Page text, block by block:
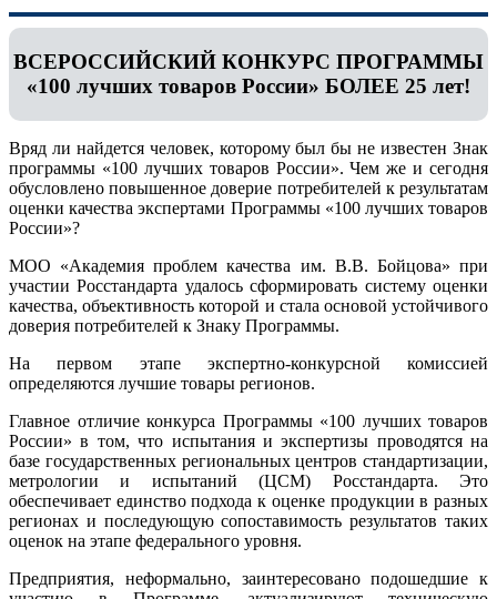
ВСЕРОССИЙСКИЙ КОНКУРС ПРОГРАММЫ
«100 лучших товаров России» БОЛЕЕ 25 лет!
Вряд ли найдется человек, которому был бы не известен Знак
программы «100 лучших товаров России». Чем же и сегодня
обусловлено повышенное доверие потребителей к результатам
оценки качества экспертами Программы «100 лучших товаров
России»?
МОО «Академия проблем качества им. В.В. Бойцова» при
участии Росстандарта удалось сформировать систему оценки
качества, объективность которой и стала основой устойчивого
доверия потребителей к Знаку Программы.
На первом этапе экспертно-конкурсной комиссией
определяются лучшие товары регионов.
Главное отличие конкурса Программы «100 лучших товаров
России» в том, что испытания и экспертизы проводятся на
базе государственных региональных центров стандартизации,
метрологии и испытаний (ЦCM) Росстандарта. Это
обеспечивает единство подхода к оценке продукции в разных
регионах и последующую сопоставимость результатов таких
оценок на этапе федерального уровня.
Предприятия, неформально, заинтересовано подошедшие к